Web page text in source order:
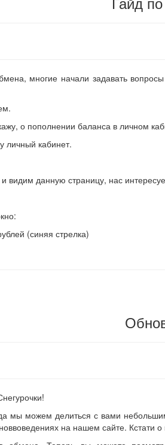
многие начали задавать
о пополнении баланса в личном
личный кабинет.
видим данную страницу, нас
(синяя стрелка)
мы можем делиться с вами
на нашем сайте. Кстати о